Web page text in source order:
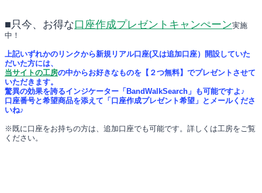
■只今、お得な口座作成プレゼントキャンぺーン実施
中！
上記いずれかのリンクから新規リアル口座(又は追加口座）開設していた
だいた方には、
当サイトの工房の中からお好きなものを【２つ無料】でプレゼントさせて
いただきます。
驚異の効果を誇るインジケーター「BandWalkSearch」も可能ですよ♪
口座番号と希望商品を添えて「口座作成プレゼント希望」とメールくださ
いね♪
※既に口座をお持ちの方は、追加口座でも可能です。詳しくは工房をご覧
ください。